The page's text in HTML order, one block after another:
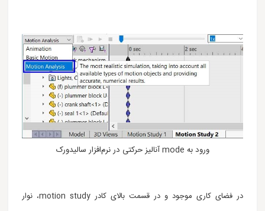
ورود به mode آنالیز حرکتی در نرم‌افزار سالیدورک
در فضای کاری موجود و در قسمت بالای کادر motion study، نوار